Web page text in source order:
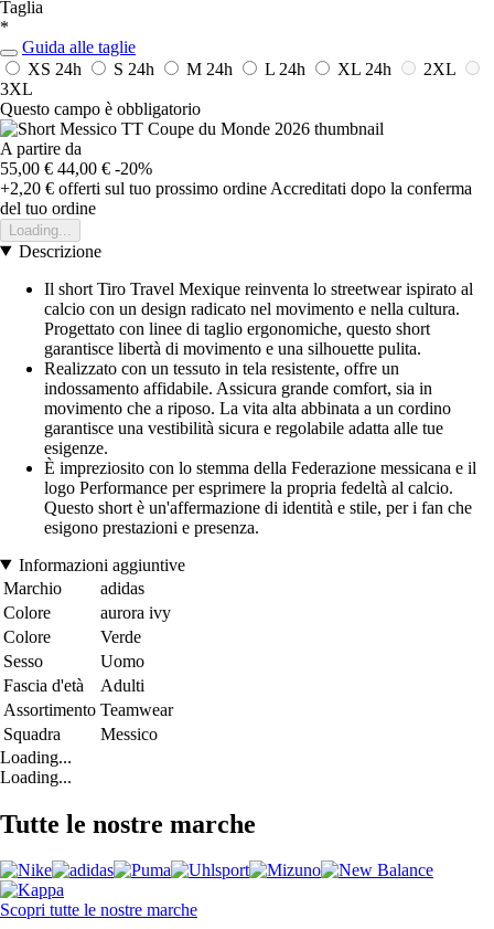
Taglia
*
Guida alle taglie
XS 24h S 24h M 24h L 24h XL 24h
2XL
3XL
Questo campo è obbligatorio
A partire da
55,00 € 44,00 € -20%
+2,20 € offerti sul tuo prossimo ordine Accreditati dopo la conferma
del tuo ordine
Loading...
Descrizione
Il short Tiro Travel Mexique reinventa lo streetwear ispirato al
calcio con un design radicato nel movimento e nella cultura.
Progettato con linee di taglio ergonomiche, questo short
garantisce libertà di movimento e una silhouette pulita.
Realizzato con un tessuto in tela resistente, offre un
indossamento affidabile. Assicura grande comfort, sia in
movimento che a riposo. La vita alta abbinata a un cordino
garantisce una vestibilità sicura e regolabile adatta alle tue
esigenze.
È impreziosito con lo stemma della Federazione messicana e il
logo Performance per esprimere la propria fedeltà al calcio.
Questo short è un'affermazione di identità e stile, per i fan che
esigono prestazioni e presenza.
Informazioni aggiuntive
Marchio
adidas
Colore
aurora ivy
Colore
Verde
Sesso
Uomo
Fascia d'età
Adulti
Assortimento Teamwear
Squadra
Messico
Loading...
Loading...
Tutte le nostre marche
Scopri tutte le nostre marche